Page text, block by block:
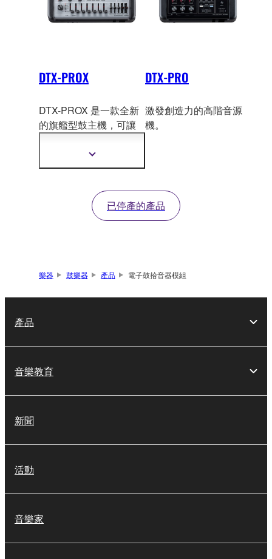
DTX-PROX
DTX-PROX 是一款全新
的旗艦型鼓主機，可讓
優質的音色。
顯
示
資
訊
DTX-PRO
激發創造力的高階音源
機。
已停產的產品
樂器 鼓樂器 產品 電子鼓拾音器模組
產品
音樂教育
新聞
活動
音樂家